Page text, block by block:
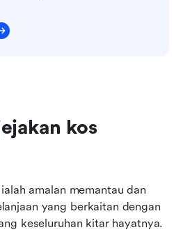
kos
amalan memantau dan
yang berkaitan dengan
keseluruhan kitar hayatnya.